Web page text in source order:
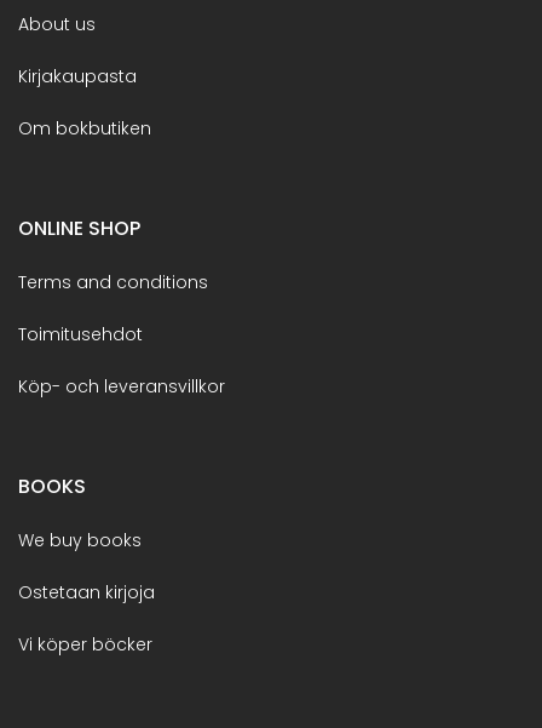
About us
Kirjakaupasta
Om bokbutiken
ONLINE SHOP
Terms and conditions
Toimitusehdot
Köp- och leveransvillkor
BOOKS
We buy books
Ostetaan kirjoja
Vi köper böcker